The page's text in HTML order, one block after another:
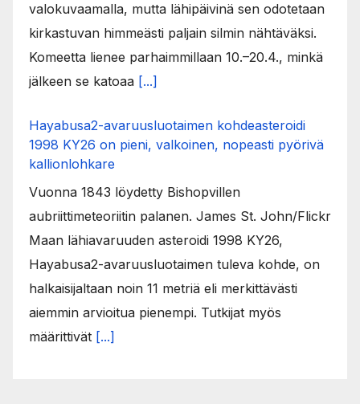
valokuvaamalla, mutta lähipäivinä sen odotetaan
kirkastuvan himmeästi paljain silmin nähtäväksi.
Komeetta lienee parhaimmillaan 10.–20.4., minkä
jälkeen se katoaa [...]
Hayabusa2-avaruusluotaimen kohdeasteroidi
1998 KY26 on pieni, valkoinen, nopeasti pyörivä
kallionlohkare
Vuonna 1843 löydetty Bishopvillen
aubriittimeteoriitin palanen. James St. John/Flickr
Maan lähiavaruuden asteroidi 1998 KY26,
Hayabusa2-avaruusluotaimen tuleva kohde, on
halkaisijaltaan noin 11 metriä eli merkittävästi
aiemmin arvioitua pienempi. Tutkijat myös
määrittivät [...]